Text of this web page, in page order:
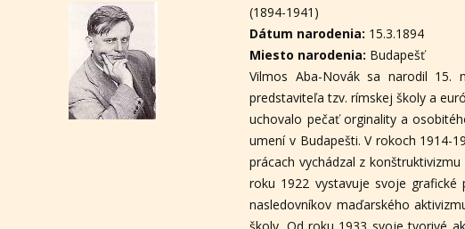
(1894-1941)
Dátum narodenia: 15.3.1894
Miesto narodenia: Budapešť
Vilmos Aba-Novák sa narodil 15.
predstaviteľa tzv. rímskej školy a
uchovalo pečať orginality a
umení v Budapešti. V rokoch 1914-
prácach vychádzal z
roku 1922 vystavuje svoje
nasledovníkov maďarského